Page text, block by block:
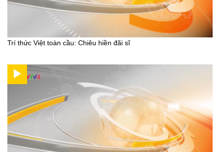
Trí thức Việt toàn cầu: Chiêu hiền đãi sĩ